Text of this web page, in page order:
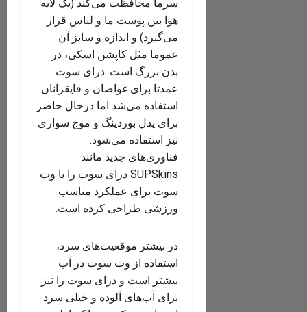
سرما محافظت می‌کند (یک لایه
هوا بین پوست ما و لباس قرار
می‌گیرد) و اندازه و سایز آن
عموما مثل کاپشن اسکی، در
بدن بزرگ است. درای سوت
عمدتا برای غواصان و قایقرانان
استفاده می‌شد اما درحال حاضر
برای پدل بوردینگ و موج سواری
نیز استفاده می‌شود.
فناوری‌های جدید مانند
SUPSkins درای سوت را با وت
سوت برای عملکرد مناسب
ورزشی طراحی کرده است.
در بیشتر موقعیت‌های سرد،
استفاده از وت سوت در آب
بیشتر است و درای سوت را نیز
برای آب‌های آلوده و خیلی سرد